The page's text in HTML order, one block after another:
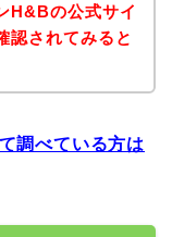
H&Bの公式サイ
認されてみると
調べている方は